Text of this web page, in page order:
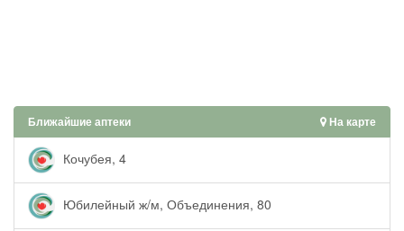
Ближайшие аптеки На карте
Кочубея, 4
Юбилейный ж/м, Объединения, 80